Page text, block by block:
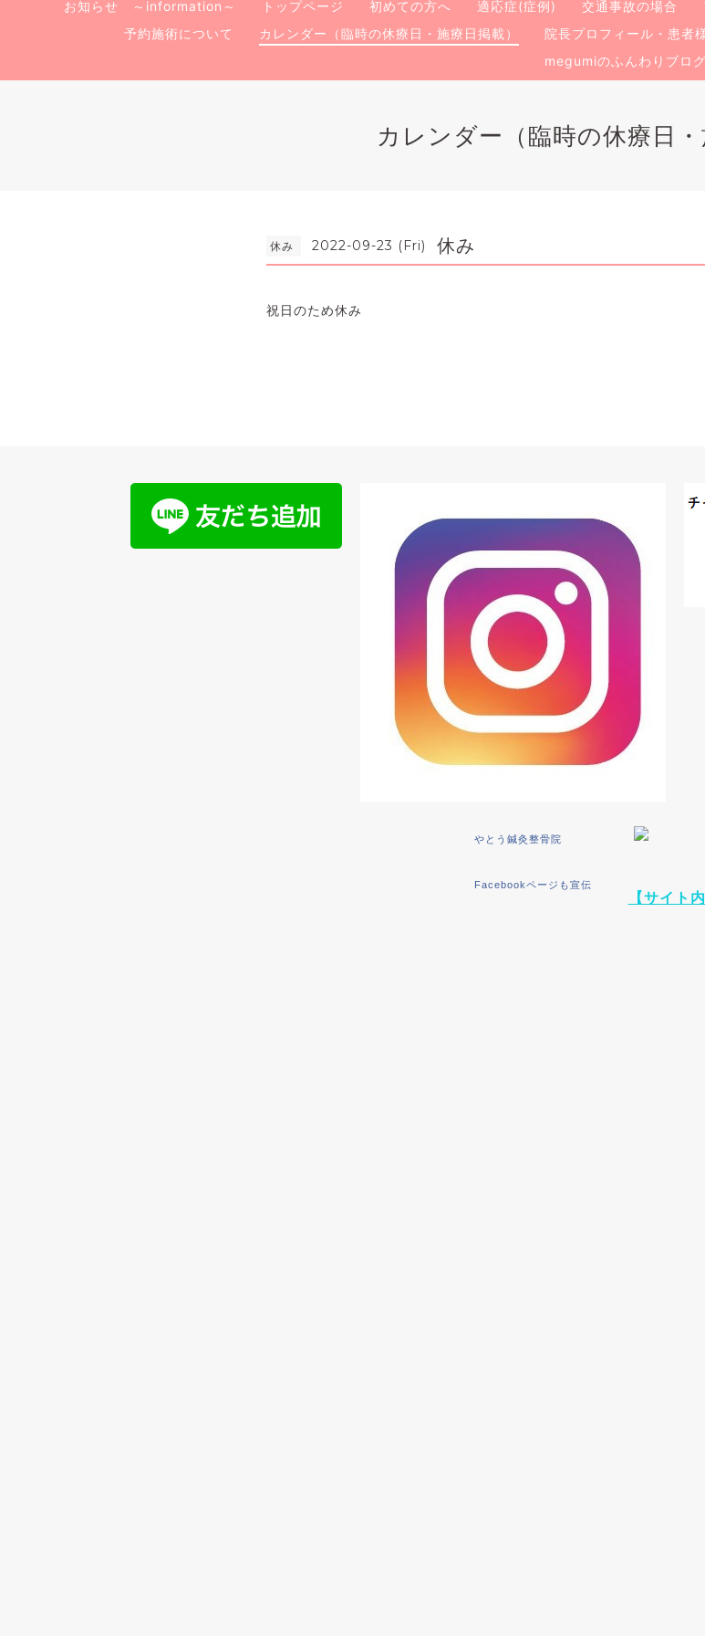
お知らせ ～information～ トップページ 初めての方へ 適応症(症例) 交通事故の場合
予約施術について
カレンダー（臨時の休療日・施療日掲載） 院長プロフィール・患者
megumiのふんわりブログ
カレンダー（臨時の休療日・
休み 2022-09-23 (Fri) 休み
祝日のため休み
やとう鍼灸整骨院
Facebookページも宣伝
【サイト